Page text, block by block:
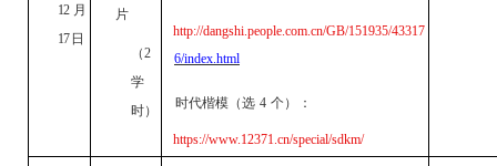
12 月
17 日
片
（2
学
时）
http://dangshi.people.com.cn/GB/151935/43317
6/index.html
时代楷模（选 4 个）：
https://www.12371.cn/special/sdkm/